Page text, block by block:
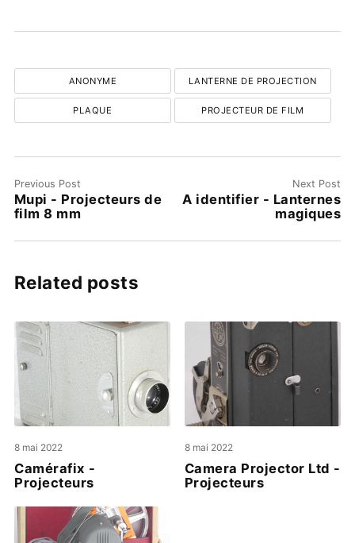
ANONYME LANTERNE DE PROJECTION
PLAQUE PROJECTEUR DE FILM
Previous Post
Mupi - Projecteurs de
film 8 mm
Next Post
A identifier - Lanternes
magiques
Related posts
8 mai 2022
Camérafix -
Projecteurs
8 mai 2022
Camera Projector Ltd -
Projecteurs